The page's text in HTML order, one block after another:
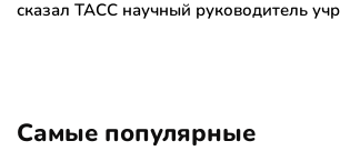
сказал ТАСС научный руководитель
Самые популярные